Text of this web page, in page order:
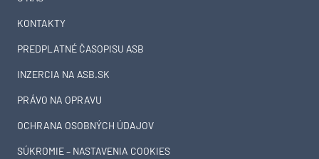
KONTAKTY
PREDPLATNÉ ČASOPISU ASB
INZERCIA NA ASB.SK
PRÁVO NA OPRAVU
OCHRANA OSOBNÝCH ÚDAJOV
SÚKROMIE – NASTAVENIA COOKIES